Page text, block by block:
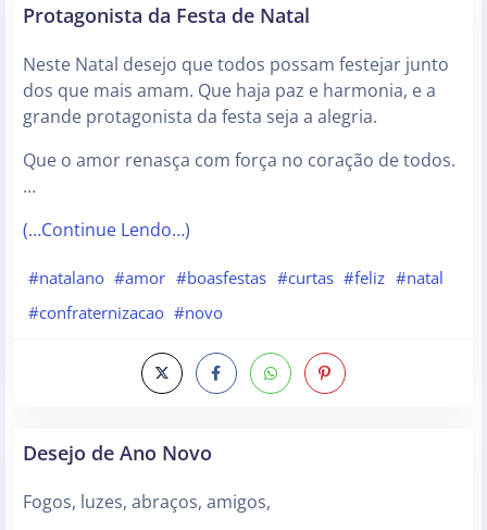
Protagonista da Festa de Natal
Neste Natal desejo que todos possam festejar junto
dos que mais amam. Que haja paz e harmonia, e a
grande protagonista da festa seja a alegria.
Que o amor renasça com força no coração de todos.
…
(…Continue Lendo…)
#natalano #amor #boasfestas #curtas #feliz #natal
#confraternizacao #novo
Desejo de Ano Novo
Fogos, luzes, abraços, amigos,